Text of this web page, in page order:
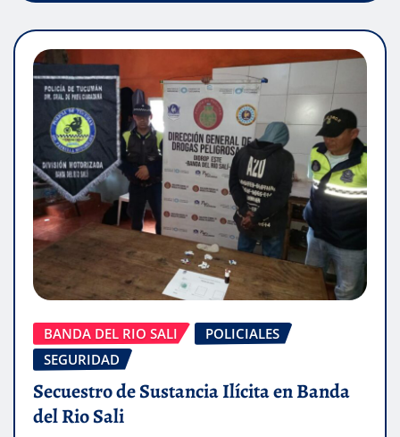
BANDA DEL RIO SALI
POLICIALES
SEGURIDAD
Secuestro de Sustancia Ilícita en Banda
del Rio Sali